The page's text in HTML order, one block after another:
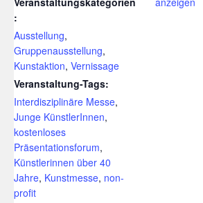
:
Ausstellung,
Gruppenausstellung,
Kunstaktion, Vernissage
Veranstaltung-Tags:
Interdisziplinäre Messe,
Junge KünstlerInnen,
kostenloses
Präsentationsforum,
Künstlerinnen über 40
Jahre, Kunstmesse, non-
profit